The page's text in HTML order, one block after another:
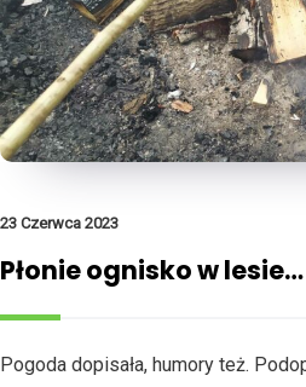
23 Czerwca 2023
Płonie ognisko w lesie…
Pogoda dopisała, humory też.